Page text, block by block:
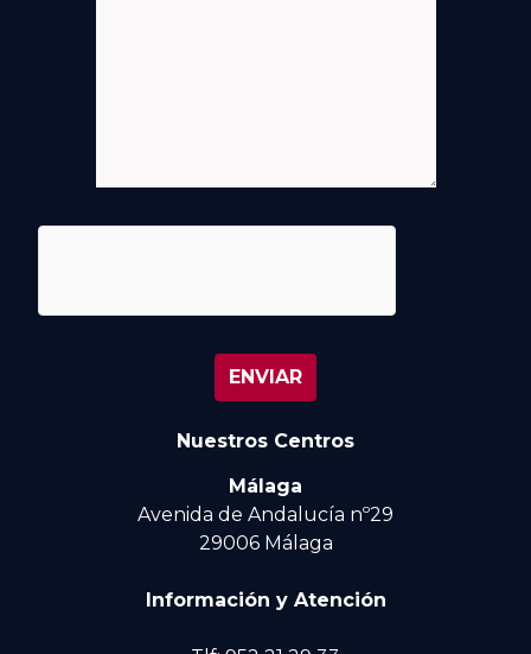
Nuestros Centros
Málaga
Avenida de Andalucía nº29
29006 Málaga
Información y Atención